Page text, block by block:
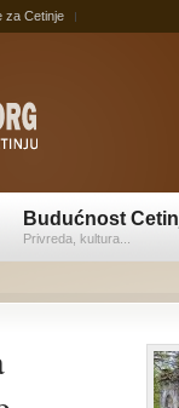
za Cetinje
Budućnost
Privreda, kultura...